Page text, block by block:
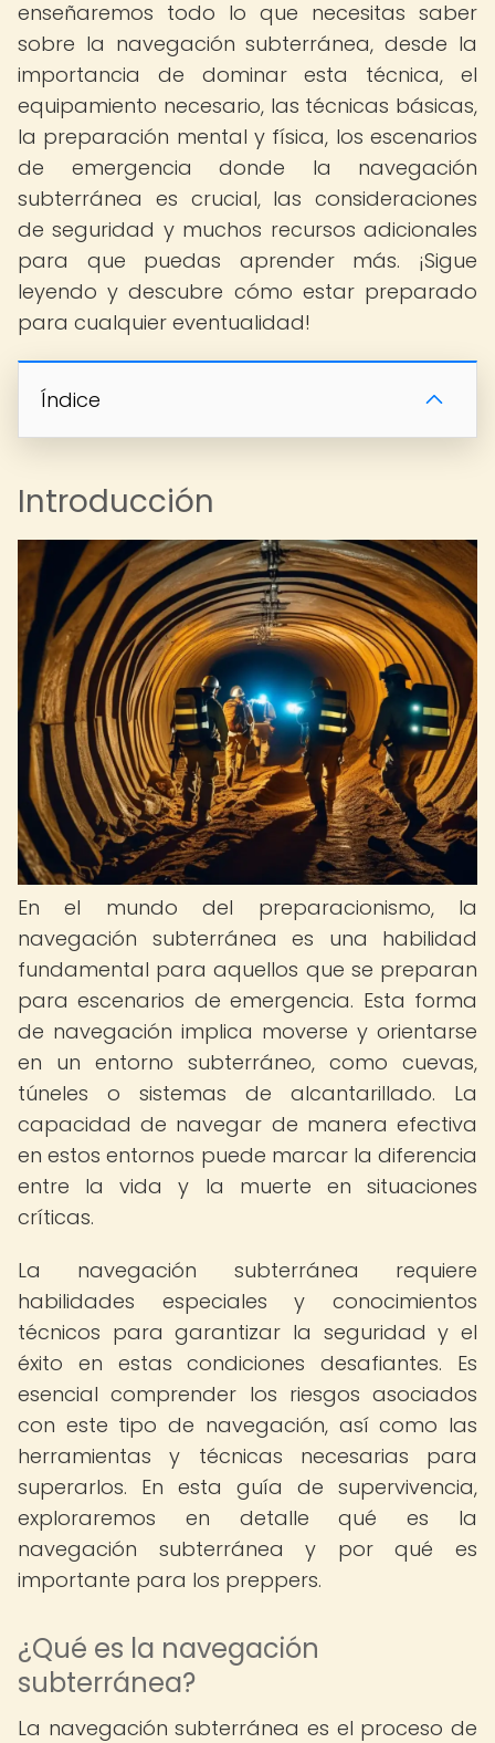
enseñaremos todo lo que necesitas saber
sobre la navegación subterránea, desde la
importancia de dominar esta técnica, el
equipamiento necesario, las técnicas básicas,
la preparación mental y física, los escenarios
de emergencia donde la navegación
subterránea es crucial, las consideraciones
de seguridad y muchos recursos adicionales
para que puedas aprender más. ¡Sigue
leyendo y descubre cómo estar preparado
para cualquier eventualidad!
Índice
Introducción
En el mundo del preparacionismo, la
navegación subterránea es una habilidad
fundamental para aquellos que se preparan
para escenarios de emergencia. Esta forma
de navegación implica moverse y orientarse
en un entorno subterráneo, como cuevas,
túneles o sistemas de alcantarillado. La
capacidad de navegar de manera efectiva
en estos entornos puede marcar la diferencia
entre la vida y la muerte en situaciones
críticas.
La navegación subterránea requiere
habilidades especiales y conocimientos
técnicos para garantizar la seguridad y el
éxito en estas condiciones desafiantes. Es
esencial comprender los riesgos asociados
con este tipo de navegación, así como las
herramientas y técnicas necesarias para
superarlos. En esta guía de supervivencia,
exploraremos en detalle qué es la
navegación subterránea y por qué es
importante para los preppers.
¿Qué es la navegación
subterránea?
La navegación subterránea es el proceso de